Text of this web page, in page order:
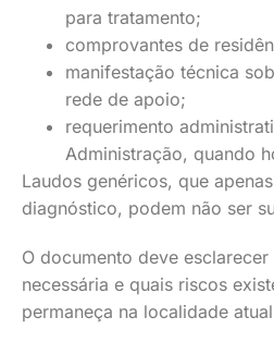
para tratamento;
comprovantes de
manifestação técnica
rede de apoio;
requerimento
Administração, quando
Laudos genéricos, que
diagnóstico, podem não ser
O documento deve
necessária e quais riscos
permaneça na localidade